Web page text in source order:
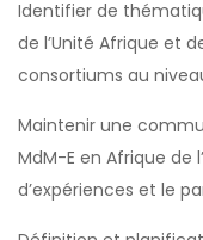
Identifier de
de l’Unité Afrique et
consortiums au
Maintenir une
MdM-E en Afrique de
d’expériences et le